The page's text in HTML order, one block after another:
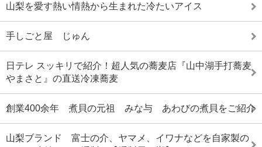
山梨を愛す熱い情熱から生まれた冷たいアイス
手しごと屋 じゅん
日テレ スッキリで紹介！超人気の蕎麦店『山中湖手打蕎麦
やまさと』の直送冷凍蕎麦
創業400余年 煮貝の元祖 みな与 あわびの煮貝をご紹介
山梨ブランド 富士の介、ヤマメ、イワナなどを自家製の